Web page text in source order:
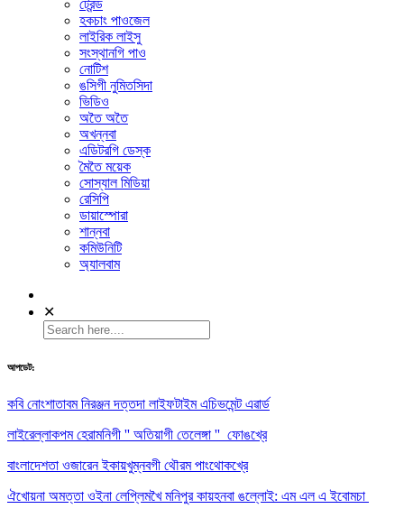
ট্রেন্ড
হকচাং পাওজেল
লাইরিক লাইসু
সংস্থানগি পাও
নোটিশ
ঙসিগী নুমিতসিদা
ভিডিও
অতৈ অতৈ
অখন্নবা
এডিটরগি ডেস্ক
মৈতৈ ময়েক
সোস্যাল মিডিয়া
রেসিপি
ডায়াস্পোরা
শান্নবা
কমিউনিটি
অ্যালবাম
✕
আপডেট:
কবি নোংশাতাবম নিরঞ্জন দত্তদা লাইফটাইম এচিভমেন্ট এৱার্ড
লাইরেল্লাকপম হেরামনিগী '' অতিয়াগী তেলেঙ্গা '' ফোঙখ্রে
বাংলাদেশতা ওজারেন ইকায়খুম্নবগী থৌরম পাংথোকখ্রে
ঐখোয়না অমত্তা ওইনা লেপ্লিমখৈ মনিপুর কায়হনবা ঙল্লোই: এম এল এ ইবোমচা